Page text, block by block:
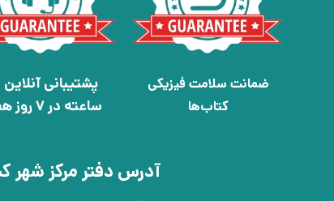
ضمانت سلامت فیزیکی
کتاب‌ها
ساعته در 7 روز هفته
آدرس دفتر مرکز شهر